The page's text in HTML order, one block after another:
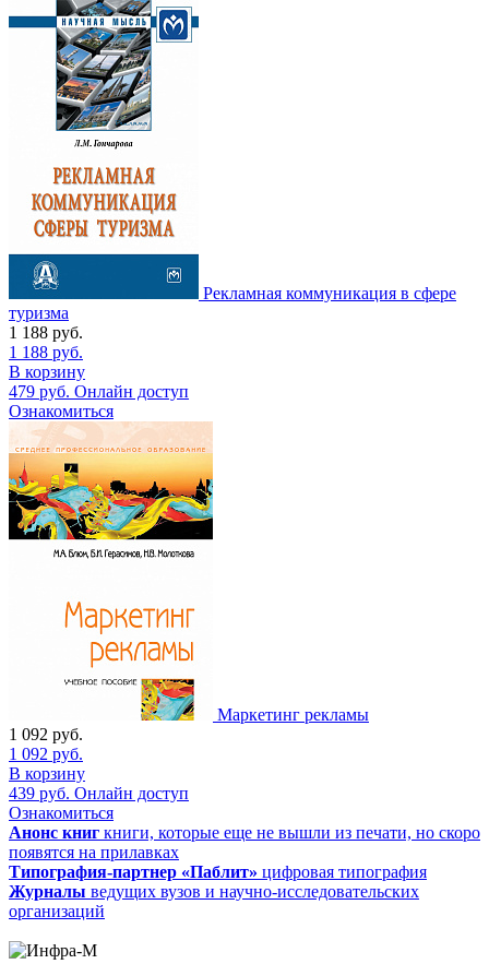
Рекламная коммуникация в сфере
туризма
1 188 руб.
1 188 руб.
В корзину
479 руб. Онлайн доступ
Ознакомиться
Маркетинг рекламы
1 092 руб.
1 092 руб.
В корзину
439 руб. Онлайн доступ
Ознакомиться
Анонс книг книги, которые еще не вышли из печати, но скоро
появятся на прилавках
Типография-партнер «Паблит» цифровая типография
Журналы ведущих вузов и научно-исследовательских
организаций